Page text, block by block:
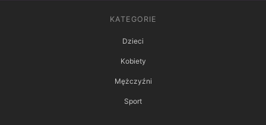
KATEGORIE
Dzieci
Kobiety
Mężczyźni
Sport